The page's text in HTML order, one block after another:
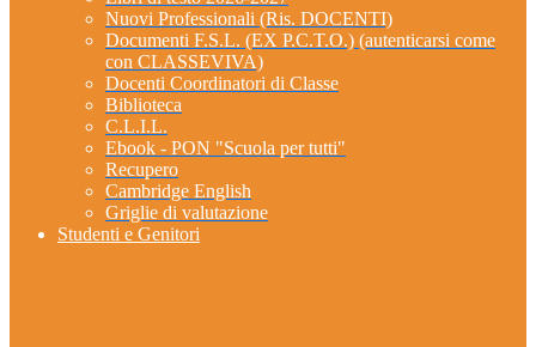
Nuovi Professionali (Ris. DOCENTI)
Documenti F.S.L. (EX P.C.T.O.) (autenticarsi come
con CLASSEVIVA)
Docenti Coordinatori di Classe
Biblioteca
C.L.I.L.
Ebook - PON "Scuola per tutti"
Recupero
Cambridge English
Griglie di valutazione
Studenti e Genitori